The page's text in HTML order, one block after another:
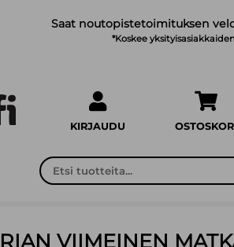
Saat noutopistetoimituksen
*Koskee
KIRJAUDU
VIIMEINEN